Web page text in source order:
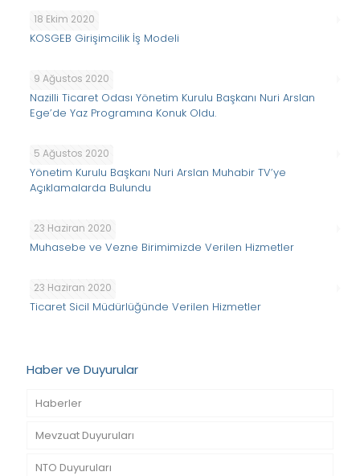
18 Ekim 2020
KOSGEB Girişimcilik İş Modeli
9 Ağustos 2020
Nazilli Ticaret Odası Yönetim Kurulu Başkanı Nuri Arslan
Ege’de Yaz Programına Konuk Oldu.
5 Ağustos 2020
Yönetim Kurulu Başkanı Nuri Arslan Muhabir TV’ye
Açıklamalarda Bulundu
23 Haziran 2020
Muhasebe ve Vezne Birimimizde Verilen Hizmetler
23 Haziran 2020
Ticaret Sicil Müdürlüğünde Verilen Hizmetler
Haber ve Duyurular
Haberler
Mevzuat Duyuruları
NTO Duyuruları